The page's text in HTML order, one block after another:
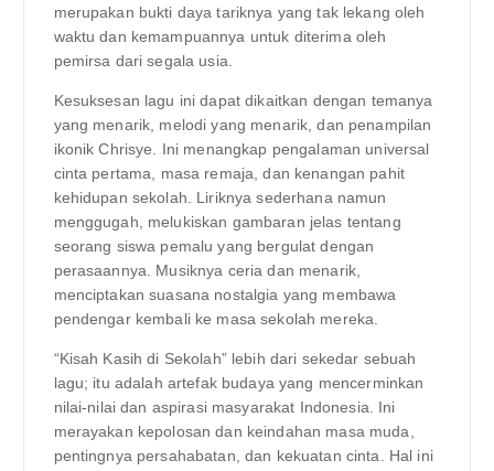
merupakan bukti daya tariknya yang tak lekang oleh
waktu dan kemampuannya untuk diterima oleh
pemirsa dari segala usia.
Kesuksesan lagu ini dapat dikaitkan dengan temanya
yang menarik, melodi yang menarik, dan penampilan
ikonik Chrisye. Ini menangkap pengalaman universal
cinta pertama, masa remaja, dan kenangan pahit
kehidupan sekolah. Liriknya sederhana namun
menggugah, melukiskan gambaran jelas tentang
seorang siswa pemalu yang bergulat dengan
perasaannya. Musiknya ceria dan menarik,
menciptakan suasana nostalgia yang membawa
pendengar kembali ke masa sekolah mereka.
“Kisah Kasih di Sekolah” lebih dari sekedar sebuah
lagu; itu adalah artefak budaya yang mencerminkan
nilai-nilai dan aspirasi masyarakat Indonesia. Ini
merayakan kepolosan dan keindahan masa muda,
pentingnya persahabatan, dan kekuatan cinta. Hal ini